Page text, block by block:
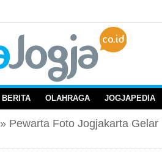
BERITA OLAHRAGA JOGJAPEDIA
» Pewarta Foto Jogjakarta